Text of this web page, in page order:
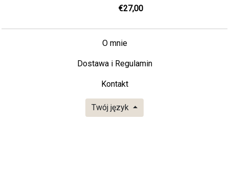
€27,00
O mnie
Dostawa i Regulamin
Kontakt
Twój język